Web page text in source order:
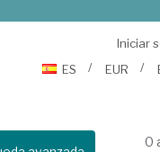
Iniciar
ES
EUR
0